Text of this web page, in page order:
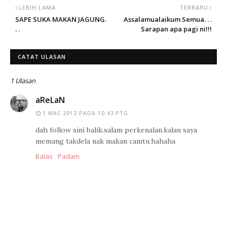
TERBARU
Assalamualaikum Semua. . .
Sarapan apa pagi ni!!!
LEBIH LAMA
SAPE SUKA MAKAN JAGUNG.
. .
CATAT ULASAN
1 Ulasan
aReLaN
1 MAC 2012 PADA 10:43 PTG
dah follow sini balik.salam perkenalan.kalau saya
memang takdela nak makan camtu.hahaha
Balas
Padam